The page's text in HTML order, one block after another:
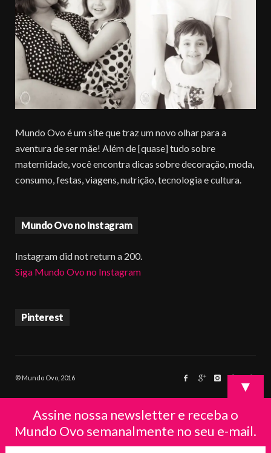
Mundo Ovo é um site que traz um novo olhar para a
aventura de ser mãe! Além de [quase] tudo sobre
maternidade, você encontra dicas sobre decoração, moda,
consumo, festas, viagens, nutrição, tecnologia e cultura.
Mundo Ovo no Instagram
Instagram did not return a 200.
Siga Mundo Ovo no Instagram
Pinterest
© Mundo Ovo, 2016 ▼
Assine nossa newsletter e receba o
Mundo Ovo semanalmente no seu e-mail.